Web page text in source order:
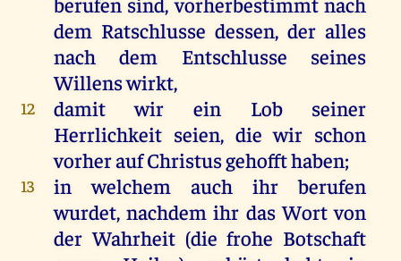
dem Ratschlusse dessen, der alles
nach dem Entschlusse seines
Willens wirkt,
12
damit wir ein Lob seiner
Herrlichkeit seien, die wir schon
vorher auf Christus gehofft haben;
13
in welchem auch ihr berufen
wurdet, nachdem ihr das Wort von
der Wahrheit (die frohe Botschaft